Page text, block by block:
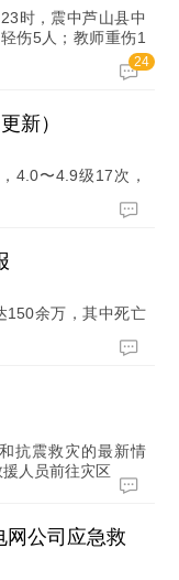
时，震中芦山县中
伤5人；教师重伤1
24
新）
4.0〜4.9级17次，
150余万，其中死亡
抗震救灾的最新情
人员前往灾区
公司应急救